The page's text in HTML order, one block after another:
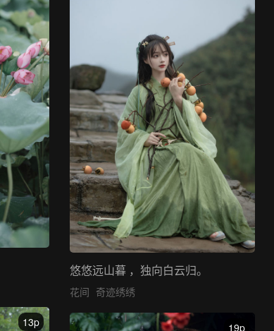
悠悠远山暮 ，独向白云归。
花间 奇迹绣绣
13p 19p